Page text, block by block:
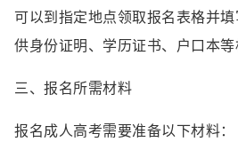
可以到指定地点领取报名表格并
供身份证明、学历证书、户口本等
三、报名所需材料
报名成人高考需要准备以下材料：